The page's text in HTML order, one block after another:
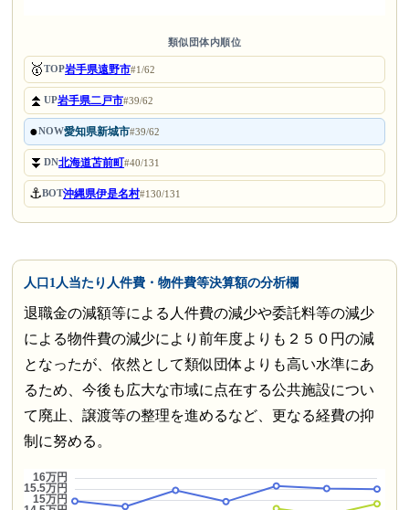
類似団体内順位
🥇TOP岩手県遠野市#1/62
⏫UP岩手県二戸市#39/62
●NOW愛知県新城市#39/62
⏬DN北海道苫前町#40/131
⚓BOT沖縄県伊是名村#130/131
人口1人当たり人件費・物件費等決算額の分析欄
退職金の減額等による人件費の減少や委託料等の減少
による物件費の減少により前年度よりも２５０円の減
となったが、依然として類似団体よりも高い水準にあ
るため、今後も広大な市域に点在する公共施設につい
て廃止、譲渡等の整理を進めるなど、更なる経費の抑
制に努める。